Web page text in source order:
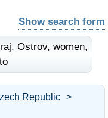
Show search form
Ostrov, women,
Republic